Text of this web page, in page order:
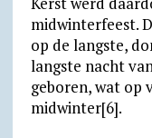
midwinterfeest.
op de langste,
langste nacht
geboren, wat op
midwinter[6].